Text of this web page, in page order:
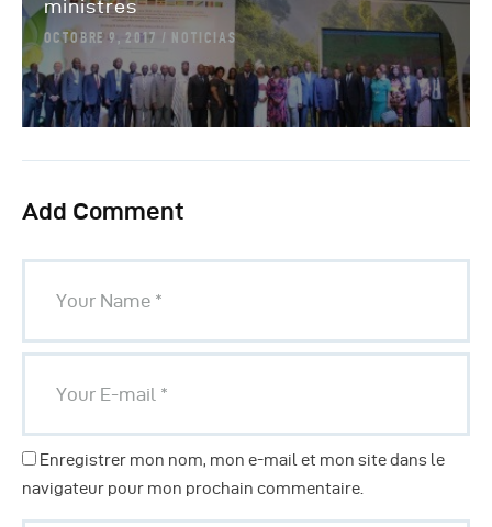
ministres
OCTOBRE 9, 2017 NOTICIAS
Add Comment
Enregistrer mon nom, mon e-mail et mon site dans le
navigateur pour mon prochain commentaire.